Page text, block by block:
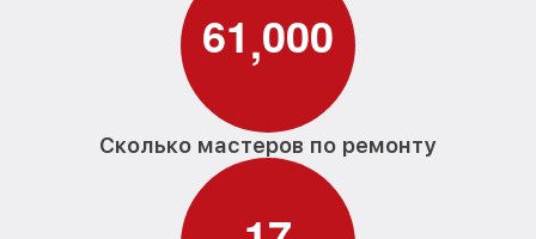
61,000
Сколько мастеров по ремонту